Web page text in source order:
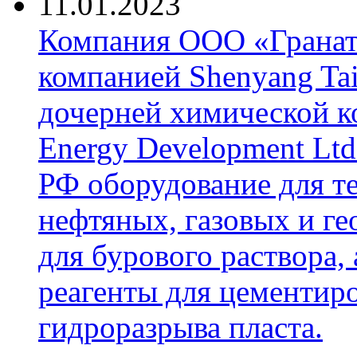
Компания ООО
компанией Shenyang
дочерней химической
Energy Development
РФ оборудование для
нефтяных, газовых и
для бурового
реагенты для
гидроразрыва пласта.